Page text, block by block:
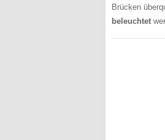
Brücken
beleuchtet